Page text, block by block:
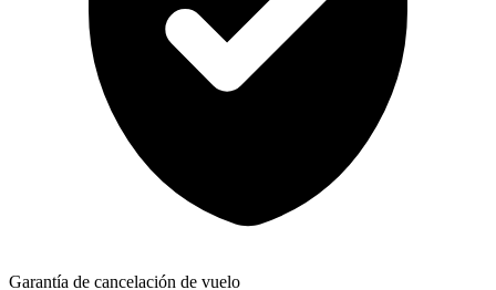
Garantía de cancelación de vuelo